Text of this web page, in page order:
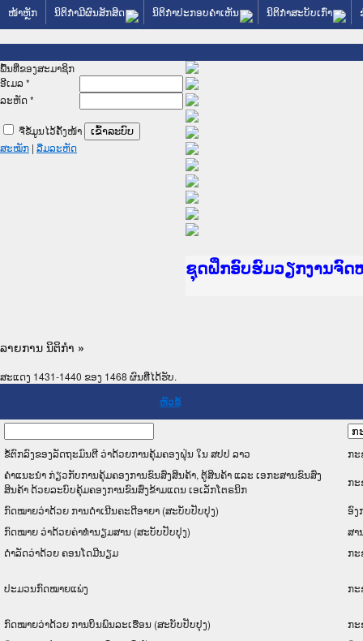
ໜ້າຫຼັກ ນິຕິກໍາມີຜົນສັກສິດ ນິຕິກໍາປະກອບຄໍາເຫັນ ນິຕິກໍາສະບັບເກົ່າ
ພື້ນທີ່ຂອງສະມາຊິກ
ອີເມລ *
ລະຫັດ*
ຈື່ຂໍ້ມູນໄວ້ຄັ້ງໜ້າ
ສະໝັກ | ລືມລະຫັດ
Ministry of Justice
ເຜີຍແຜ່ວັບໄຊຈົດໝາຍເຫ
ກະຊວງຍຸຕິທຳ
ຊຸດຝຶກອົບຮົມວຽກງານຈົດ
ກອງປະຊຸມທົບທວນຄືນກາ
ຝຶກອົບຮົມ ຜູ່ປະສານງານ
ຝຶກອົບຮົມ ຜູ່ປະສານງານ
ເຜີຍແຜ່ແອັບກົດໝາຍລາວ
ເຜີຍແຜ່ແອັບກົດໝາຍລາວ
ຍົກລະດັບວຽກງານຈົດໝາ
ຊຸດຝຶກອົບຮົມວຽກງານຈົດ
ລາຍການ ນິຕິກໍາ »
ສະແດງ 1431-1440 ຂອງ 1468 ຜົນທີ່ໄດ້ຮັບ.
ຫົວຂໍ້
ຂໍ້ຕົກລົງຂອງລັດຖະມົນຕີ ວ່າດ້ວຍການຄຸ້ມຄອງຝຸ່ນ ໃນ ສປປ ລາວ
ກະ
ຄຳແນະນຳ ກ່ຽວກັບການຄຸ້ມຄອງການຂົນສົ່ງສິນຄ້າ, ຕູ້ສິນຄ້າ ແລະ ເອກະສານຂົນສົ່ງ
ສິນຄ້າ ດ້ວຍລະບົບຄຸ້ມຄອງການຂົນສົ່ງຂ້າມແດນ ເອເລັກໂຕຣນິກ
ກະ
ກົດໝາຍວ່າດ້ວຍ ການດຳເນີນຄະດີອາຍາ (ສະບັບປັບປຸງ)
ອົງ
ກົດໝາຍ ວ່າດ້ວຍຄ່າທໍານຽມສານ (ສະບັບປັບປຸງ)
ສາ
ດໍາລັດວ່າດ້ວຍ ຄອນໂດມີນຽມ
ກະ
ປະມວນກົດໝາຍແພ່ງ ກະ
ກົດໝາຍວ່າດ້ວຍ ການບິນພົນລະເຮືອນ (ສະບັບປັບປຸງ)
ກະ